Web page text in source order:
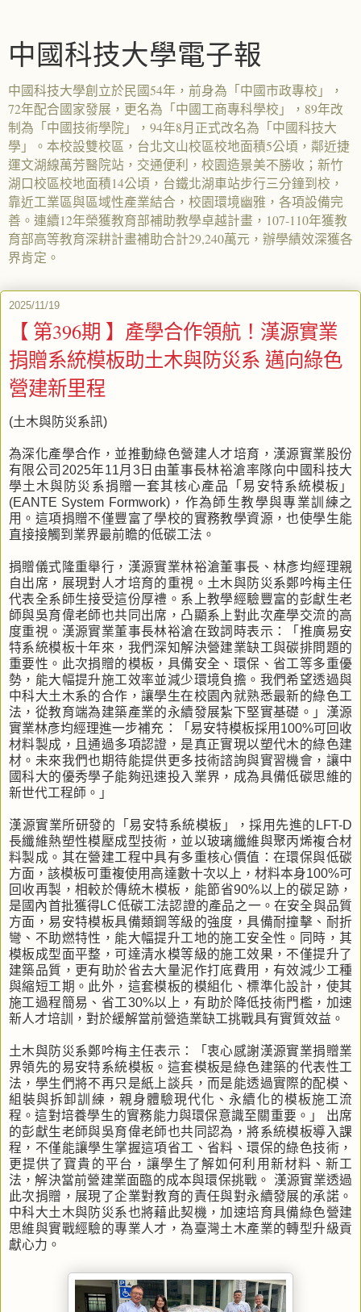
中國科技大學電子報
中國科技大學創立於民國54年，前身為「中國市政專校」，
72年配合國家發展，更名為「中國工商專科學校」，89年改
制為「中國技術學院」，94年8月正式改名為「中國科技大
學」。本校設雙校區，台北文山校區校地面積5公頃，鄰近捷
運文湖線萬芳醫院站，交通便利，校園造景美不勝收；新竹
湖口校區校地面積14公頃，台鐵北湖車站步行三分鐘到校，
靠近工業區與區域性產業結合，校園環境幽雅，各項設備完
善。連續12年榮獲教育部補助教學卓越計畫，107-110年獲教
育部高等教育深耕計畫補助合計29,240萬元，辦學績效深獲各
界肯定。
2025/11/19
【 第396期 】產學合作領航！漢源實業
捐贈系統模板助土木與防災系 邁向綠色
營建新里程
(土木與防災系訊)
為深化產學合作，並推動綠色營建人才培育，漢源實業股份
有限公司2025年11月3日由董事長林裕滄率隊向中國科技大
學土木與防災系捐贈一套其核心產品「易安特系統模板」
(EANTE System Formwork)，作為師生教學與專業訓練之
用。這項捐贈不僅豐富了學校的實務教學資源，也使學生能
直接接觸到業界最前瞻的低碳工法。
捐贈儀式隆重舉行，漢源實業林裕滄董事長、林彥均經理親
自出席，展現對人才培育的重視。土木與防災系鄭吟梅主任
代表全系師生接受這份厚禮。系上教學經驗豐富的彭獻生老
師與吳育偉老師也共同出席，凸顯系上對此次產學交流的高
度重視。漢源實業董事長林裕滄在致詞時表示：「推廣易安
特系統模板十年來，我們深知解決營建業缺工與碳排問題的
重要性。此次捐贈的模板，具備安全、環保、省工等多重優
勢，能大幅提升施工效率並減少環境負擔。我們希望透過與
中科大土木系的合作，讓學生在校園內就熟悉最新的綠色工
法，從教育端為建築產業的永續發展紮下堅實基礎。」漢源
實業林彥均經理進一步補充：「易安特模板採用100%可回收
材料製成，且通過多項認證，是真正實現以塑代木的綠色建
材。未來我們也期待能提供更多技術諮詢與實習機會，讓中
國科大的優秀學子能夠迅速投入業界，成為具備低碳思維的
新世代工程師。」
漢源實業所研發的「易安特系統模板」，採用先進的LFT-D
長纖維熱塑性模壓成型技術，並以玻璃纖維與聚丙烯複合材
料製成。其在營建工程中具有多重核心價值：在環保與低碳
方面，該模板可重複使用高達數十次以上，材料本身100%可
回收再製，相較於傳統木模板，能節省90%以上的碳足跡，
是國內首批獲得LC低碳工法認證的產品之一。在安全與品質
方面，易安特模板具備類鋼等級的強度，具備耐撞擊、耐折
彎、不助燃特性，能大幅提升工地的施工安全性。同時，其
模板成型面平整，可達清水模等級的施工效果，不僅提升了
建築品質，更有助於省去大量泥作打底費用，有效減少工種
與縮短工期。此外，這套模板的模組化、標準化設計，使其
施工過程簡易、省工30%以上，有助於降低技術門檻，加速
新人才培訓，對於緩解當前營造業缺工挑戰具有實質效益。
土木與防災系鄭吟梅主任表示：「衷心感謝漢源實業捐贈業
界領先的易安特系統模板。這套模板是綠色建築的代表性工
法，學生們將不再只是紙上談兵，而是能透過實際的配模、
組裝與拆卸訓練，親身體驗現代化、永續化的模板施工流
程。這對培養學生的實務能力與環保意識至關重要。」 出席
的彭獻生老師與吳育偉老師也共同認為，將系統模板導入課
程，不僅能讓學生掌握這項省工、省料、環保的綠色技術，
更提供了寶貴的平台，讓學生了解如何利用新材料、新工
法，解決當前營建業面臨的成本與環保挑戰。 漢源實業透過
此次捐贈，展現了企業對教育的責任與對永續發展的承諾。
中科大土木與防災系也將藉此契機，加速培育具備綠色營建
思維與實戰經驗的專業人才，為臺灣土木產業的轉型升級貢
獻心力。